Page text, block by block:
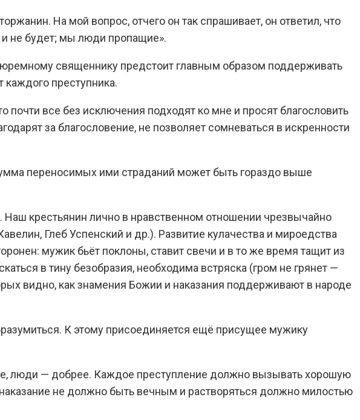
На мой вопрос, отчего он так спрашивает, он ответил, что
не будет; мы люди пропащие».
священнику предстоит главным образом поддерживать
преступника.
все без исключения подходят ко мне и просят благословить
за благословение, не позволяет сомневаться в искренности
переносимых ими страданий может быть гораздо выше
Наш крестьянин лично в нравственном отношении чрезвычайно
Глеб Успенский и др.). Развитие кулачества и мироедства
мужик бьёт поклоны, ставит свечи и в то же время тащит из
в тину безобразия, необходима встряска (гром не грянет —
видно, как знамения Божии и наказания поддерживают в народе
К этому присоединяется ещё присущее мужику
люди — добрее. Каждое преступление должно вызывать хорошую
не должно быть вечным и растворяться должно милостью